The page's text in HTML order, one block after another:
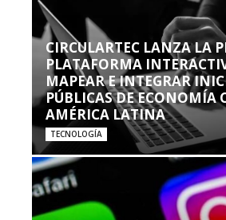
CIRCULARTEC LANZA LA
PLATAFORMA
MAPEAR E INTEGRAR
PÚBLICAS DE ECONOMÍA
AMÉRICA LATINA
TECNOLOGÍA